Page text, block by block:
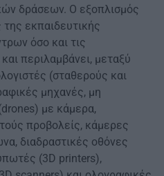
δράσεων. Ο εξοπλισμός
εκπαιδευτικής
όσο και τις
περιλαμβάνει, μεταξύ
(σταθερούς και
μηχανές, μη
με κάμερα,
προβολείς, κάμερες
διαδραστικές οθόνες
(3D printers),